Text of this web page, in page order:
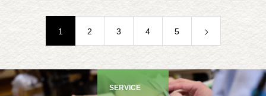
1 2 3 4 5
SERVICE